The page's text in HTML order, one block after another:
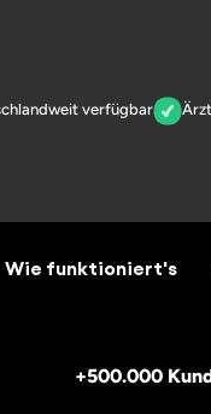
verfügbar
Wie funktioniert's
+500.000